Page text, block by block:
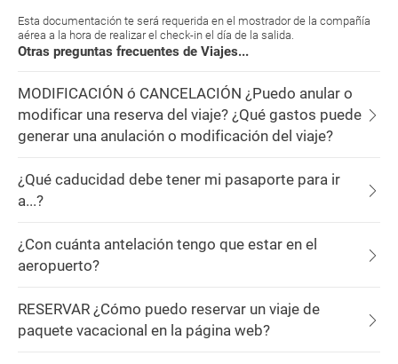
Esta documentación te será requerida en el mostrador de la compañía
aérea a la hora de realizar el check-in el día de la salida.
Otras preguntas frecuentes de Viajes...
MODIFICACIÓN ó CANCELACIÓN ¿Puedo anular o
modificar una reserva del viaje? ¿Qué gastos puede
generar una anulación o modificación del viaje?
¿Qué caducidad debe tener mi pasaporte para ir
a...?
¿Con cuánta antelación tengo que estar en el
aeropuerto?
RESERVAR ¿Cómo puedo reservar un viaje de
paquete vacacional en la página web?